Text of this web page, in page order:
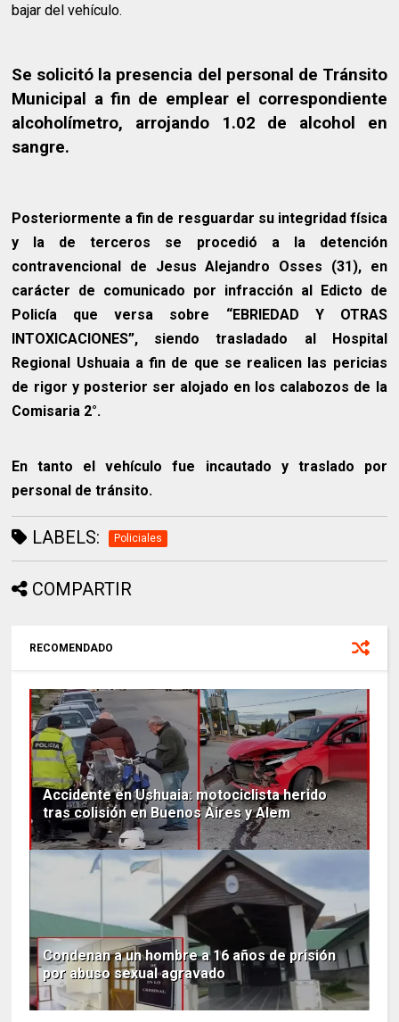
bajar del vehículo.
Se solicitó la presencia del personal de Tránsito
Municipal a fin de emplear el correspondiente
alcoholímetro, arrojando 1.02 de alcohol en
sangre.
Posteriormente a fin de resguardar su integridad física
y la de terceros se procedió a la detención
contravencional de Jesus Alejandro Osses (31), en
carácter de comunicado por infracción al Edicto de
Policía que versa sobre “EBRIEDAD Y OTRAS
INTOXICACIONES”, siendo trasladado al Hospital
Regional Ushuaia a fin de que se realicen las pericias
de rigor y posterior ser alojado en los calabozos de la
Comisaria 2°.
En tanto el vehículo fue incautado y traslado por
personal de tránsito.
LABELS: Policiales
COMPARTIR
RECOMENDADO
Accidente en Ushuaia: motociclista herido
tras colisión en Buenos Aires y Alem
Condenan a un hombre a 16 años de prisión
por abuso sexual agravado